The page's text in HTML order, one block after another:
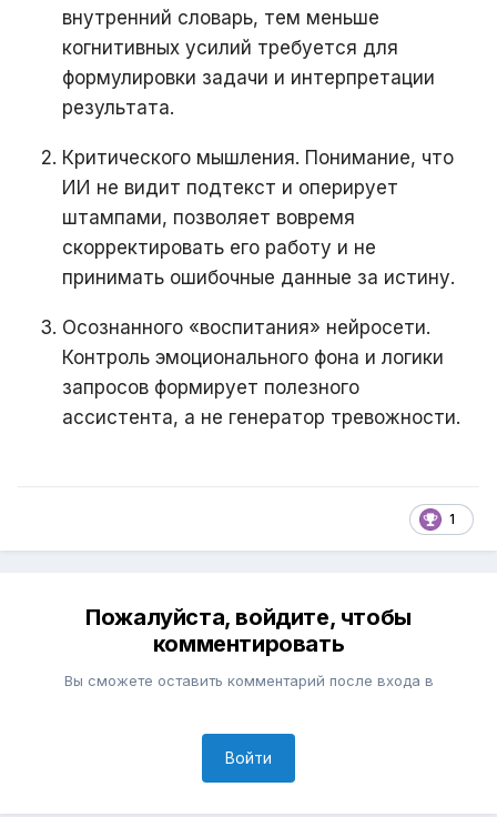
внутренний словарь, тем меньше
когнитивных усилий требуется для
формулировки задачи и интерпретации
результата.
Критического мышления. Понимание, что
ИИ не видит подтекст и оперирует
штампами, позволяет вовремя
скорректировать его работу и не
принимать ошибочные данные за истину.
Осознанного «воспитания» нейросети.
Контроль эмоционального фона и логики
запросов формирует полезного
ассистента, а не генератор тревожности.
1
Пожалуйста, войдите, чтобы
комментировать
Вы сможете оставить комментарий после входа в
Войти